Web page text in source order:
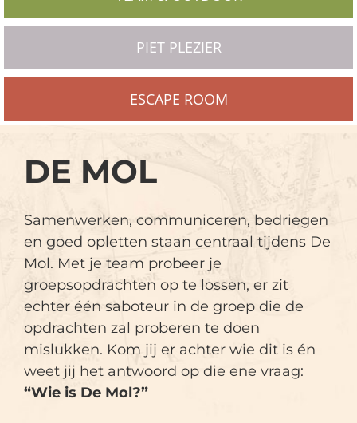
PIET PLEZIER
ESCAPE ROOM
DE MOL
Samenwerken, communiceren, bedriegen
en goed opletten staan centraal tijdens De
Mol. Met je team probeer je
groepsopdrachten op te lossen, er zit
echter één saboteur in de groep die de
opdrachten zal proberen te doen
mislukken. Kom jij er achter wie dit is én
weet jij het antwoord op die ene vraag:
“Wie is De Mol?”